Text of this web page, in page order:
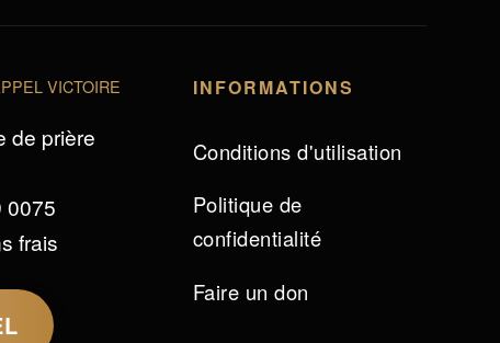
VICTOIRE
de prière
0075
frais
INFORMATIONS
Conditions d'utilisation
Politique de
confidentialité
Faire un don